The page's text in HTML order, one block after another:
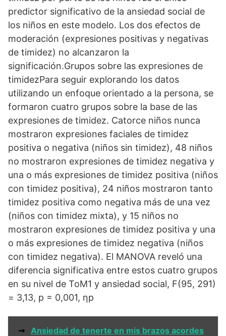
predictor significativo de la ansiedad social de
los niños en este modelo. Los dos efectos de
moderación (expresiones positivas y negativas
de timidez) no alcanzaron la
significación.Grupos sobre las expresiones de
timidezPara seguir explorando los datos
utilizando un enfoque orientado a la persona, se
formaron cuatro grupos sobre la base de las
expresiones de timidez. Catorce niños nunca
mostraron expresiones faciales de timidez
positiva o negativa (niños sin timidez), 48 niños
no mostraron expresiones de timidez negativa y
una o más expresiones de timidez positiva (niños
con timidez positiva), 24 niños mostraron tanto
timidez positiva como negativa más de una vez
(niños con timidez mixta), y 15 niños no
mostraron expresiones de timidez positiva y una
o más expresiones de timidez negativa (niños
con timidez negativa). El MANOVA reveló una
diferencia significativa entre estos cuatro grupos
en su nivel de ToM1 y ansiedad social, F(95, 291)
= 3,13, p = 0,001, ηp
➞ Ansiedad de tenerte en mis brazos acordes